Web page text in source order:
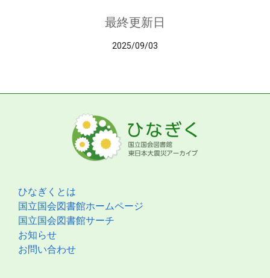
最終更新日
2025/09/03
ひなぎくとは
国立国会図書館ホームページ
国立国会図書館サーチ
お知らせ
お問い合わせ